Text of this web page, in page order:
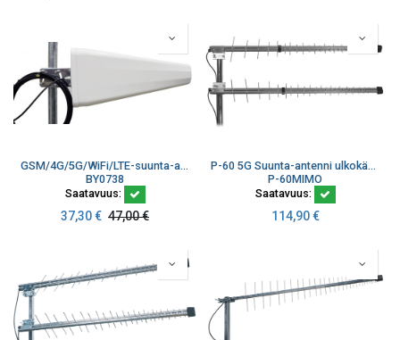
GSM/4G/5G/WiFi/LTE-suunta-antenni 11 dBi koteloitu 698-3800 MHz 10 m SMA-uros LMR200
BY0738
Saatavuus:
37,30€ 47,00€
P-60 5G Suunta-antenni ulkokäyttöön 2x2 MiMo 2x10 m kaapeli SMA-uros
P-60MIMO
Saatavuus:
114,90€